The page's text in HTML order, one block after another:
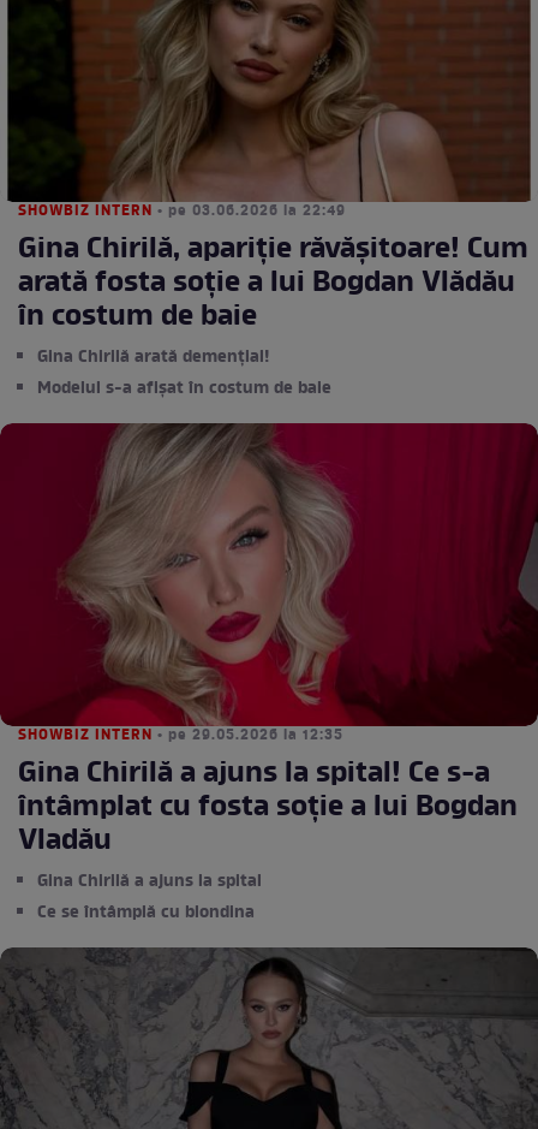
SHOWBIZ INTERN • pe 03.06.2026 la 22:49
Gina Chirilă, apariție răvășitoare! Cum
arată fosta soție a lui Bogdan Vlădău
în costum de baie
Gina Chirilă arată demențial!
Modelul s-a afișat în costum de baie
SHOWBIZ INTERN • pe 29.05.2026 la 12:35
Gina Chirilă a ajuns la spital! Ce s-a
întâmplat cu fosta soție a lui Bogdan
Vladău
Gina Chirilă a ajuns la spital
Ce se întâmplă cu blondina